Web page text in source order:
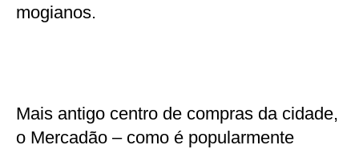
mogianos.
Mais antigo centro de compras da cidade,
o Mercadão – como é popularmente